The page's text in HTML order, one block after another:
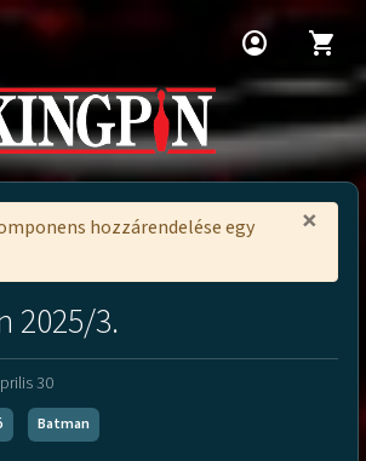
account_circle shopping_cart
×
hozzárendelése egy
2025/3.
30
Batman